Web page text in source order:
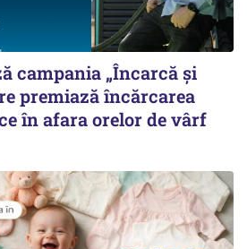
campania „Încarcă și
premiază încărcarea
în afara orelor de vârf